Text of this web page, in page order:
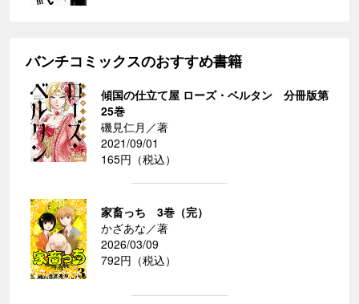
バンチコミックスのおすすめ書籍
傾国の仕立て屋 ローズ・ベルタン 分冊版第
25巻
磯見仁月／著
2021/09/01
165円（税込）
家畜っち 3巻（完）
かざあな／著
2026/03/09
792円（税込）